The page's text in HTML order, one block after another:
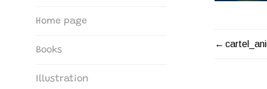
Home page
Books
Illustration